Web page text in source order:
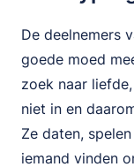
De deelnemers
goede moed
zoek naar
niet in en
Ze daten,
iemand vinden